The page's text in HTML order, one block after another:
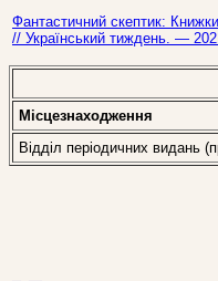
Фантастичний скептик:
// Український тиждень. —
Місцезнаходження
Відділ періодичних видань